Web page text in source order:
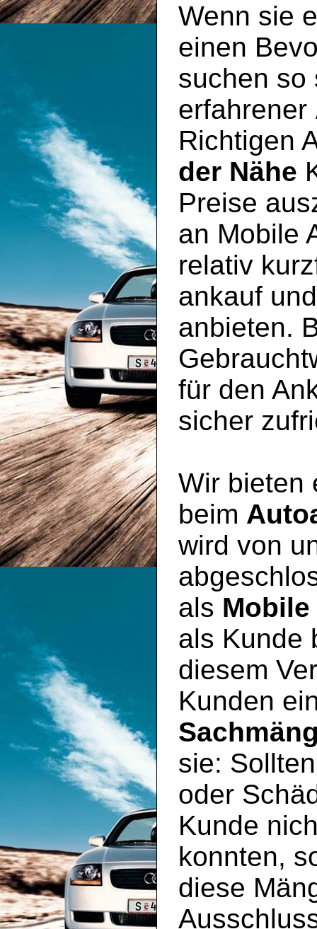
Wenn sie
einen
suchen so
erfahrener
Richtigen
der Nähe
Preise
an Mobile
relativ
ankauf
anbieten.
für den
sicher
Wir bieten
beim
wird von
als
als Kunde
diesem
Kunden
sie:
oder
Kunde
konnten,
diese